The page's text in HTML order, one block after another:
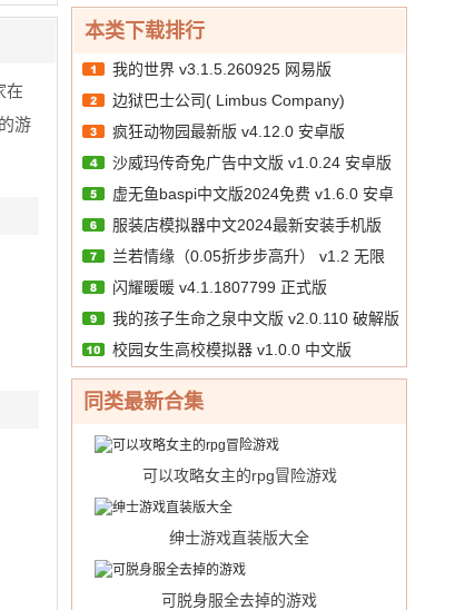
在
游
本类下载排行
我的世界 v3.1.5.260925 网易版
边狱巴士公司( Limbus Company)
v1.88.1
疯狂动物园最新版 v4.12.0 安卓版
沙威玛传奇免广告中文版 v1.0.24 安卓版
虚无鱼baspi中文版2024免费 v1.6.0 安卓
汉化版
服装店模拟器中文2024最新安装手机版
v1.39 安卓版
兰若情缘（0.05折步步高升） v1.2 无限
代金券版
闪耀暖暖 v4.1.1807799 正式版
我的孩子生命之泉中文版 v2.0.110 破解版
校园女生高校模拟器 v1.0.0 中文版
同类最新合集
可以攻略女主的rpg冒险游戏
绅士游戏直装版大全
可脱身服全去掉的游戏